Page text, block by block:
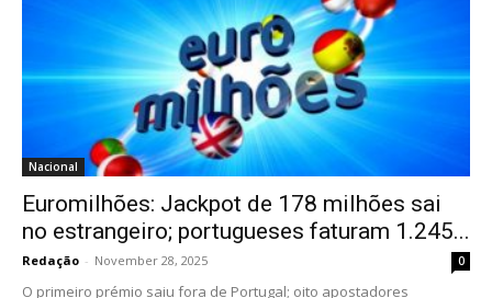
Nacional
Euromilhões: Jackpot de 178 milhões sai
no estrangeiro; portugueses faturam 1.245...
Redação - November 28, 2025 0
O primeiro prémio saiu fora de Portugal; oito apostadores